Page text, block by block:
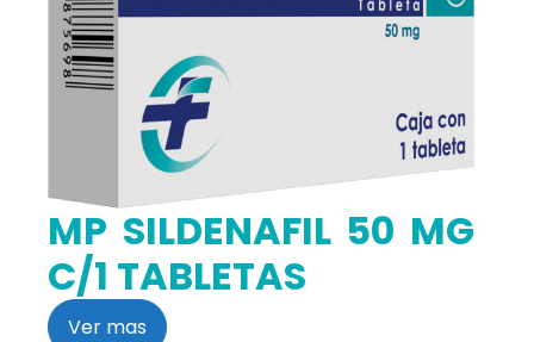
MP SILDENAFIL 50 MG
C/1 TABLETAS
Ver mas